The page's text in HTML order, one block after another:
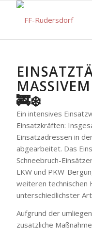
🚒❄️
Ein intensives
Einsatzkräften:
Einsatzadressen in
abgearbeitet. Das
Schneebruch-
LKW und PKW-
weiteren technischen
unterschiedlichster
Aufgrund der
zusätzliche